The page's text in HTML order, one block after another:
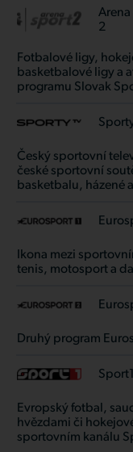
2
Fotbalové ligy,
basketbalové ligy a
programu Slovak
Český sportovní
české sportovní
basketbalu, házené
Ikona mezi
tenis, motosport a
Druhý program
Sport1
Evropský fotbal,
hvězdami či
sportovním kanálu